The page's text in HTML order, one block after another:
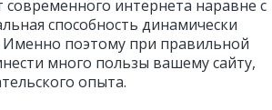
интернета наравне с
способность динамически
поэтому при правильной
много пользы вашему сайту,
опыта.